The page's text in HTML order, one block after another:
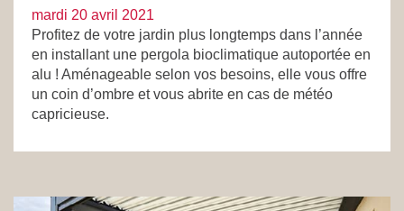
mardi 20 avril 2021
Profitez de votre jardin plus longtemps dans l’année
en installant une pergola bioclimatique autoportée en
alu ! Aménageable selon vos besoins, elle vous offre
un coin d’ombre et vous abrite en cas de météo
capricieuse.